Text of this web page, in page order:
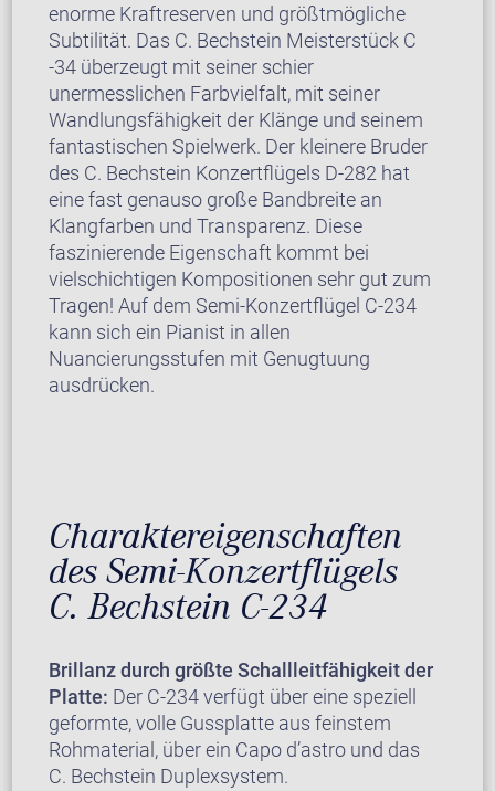
enorme Kraftreserven und größtmögliche
Subtilität. Das C. Bechstein Meisterstück C
-34 überzeugt mit seiner schier
unermesslichen Farbvielfalt, mit seiner
Wandlungsfähigkeit der Klänge und seinem
fantastischen Spielwerk. Der kleinere Bruder
des C. Bechstein Konzertflügels D-282 hat
eine fast genauso große Bandbreite an
Klangfarben und Transparenz. Diese
faszinierende Eigenschaft kommt bei
vielschichtigen Kompositionen sehr gut zum
Tragen! Auf dem Semi-Konzertflügel C-234
kann sich ein Pianist in allen
Nuancierungsstufen mit Genugtuung
ausdrücken.
Charaktereigenschaften
des Semi-Konzertflügels
C. Bechstein C-234
Brillanz durch größte Schallleitfähigkeit der
Platte: Der C-234 verfügt über eine speziell
geformte, volle Gussplatte aus feinstem
Rohmaterial, über ein Capo d’astro und das
C. Bechstein Duplexsystem.